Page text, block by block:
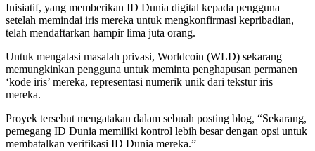
Inisiatif, yang memberikan ID Dunia digital kepada pengguna
setelah memindai iris mereka untuk mengkonfirmasi kepribadian,
telah mendaftarkan hampir lima juta orang.
Untuk mengatasi masalah privasi, Worldcoin (WLD) sekarang
memungkinkan pengguna untuk meminta penghapusan permanen
‘kode iris’ mereka, representasi numerik unik dari tekstur iris
mereka.
Proyek tersebut mengatakan dalam sebuah posting blog, “Sekarang,
pemegang ID Dunia memiliki kontrol lebih besar dengan opsi untuk
membatalkan verifikasi ID Dunia mereka.”